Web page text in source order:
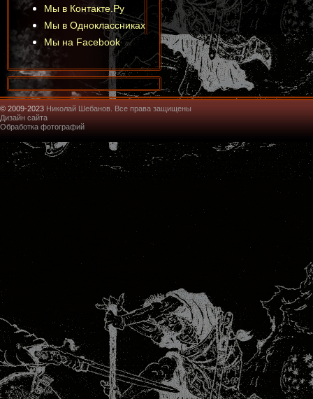
Мы в Контакте.Ру
Мы в Одноклассниках
Мы на Facebook
© 2009-2023 Николай Шебанов. Все права защищены
Дизайн сайта
Обработка фотографий